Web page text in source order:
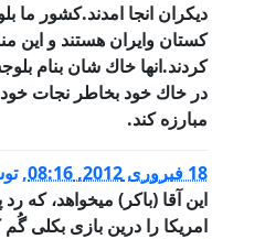
ديكران انجا امدند.كشور ما
كستان وايران هستند و اين
كردند.انها خاك شان بنام
در خاك خود بخاطر نجات
مبارزه كند.
18 فبروری 2012, 08:16 ,
این آقا (باکر) میخواهد، که
امریکا را درین بازی بکلی